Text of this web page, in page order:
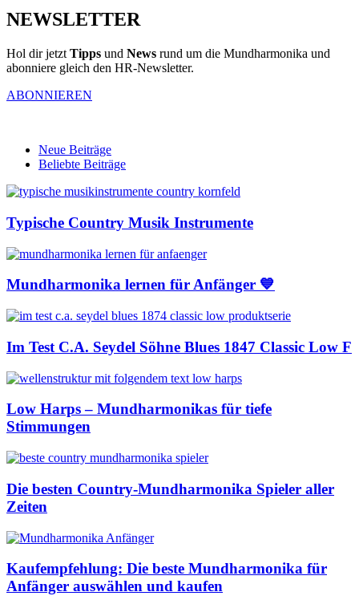
NEWSLETTER
Hol dir jetzt Tipps und News rund um die Mundharmonika und
abonniere gleich den HR-Newsletter.
ABONNIEREN
Neue Beiträge
Beliebte Beiträge
Typische Country Musik Instrumente
Mundharmonika lernen für Anfänger 💙
Im Test C.A. Seydel Söhne Blues 1847 Classic Low F
Low Harps – Mundharmonikas für tiefe
Stimmungen
Die besten Country-Mundharmonika Spieler aller
Zeiten
Kaufempfehlung: Die beste Mundharmonika für
Anfänger auswählen und kaufen